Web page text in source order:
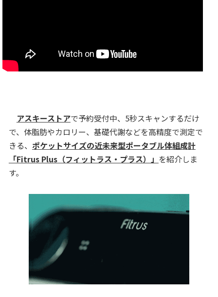
アスキーストアで予約受付中、5秒スキャンするだけ
で、体脂肪やカロリー、基礎代謝などを高精度で測定で
きる、 ポケットサイズの近未来型ポータブル体組成計
「Fitrus Plus（フィットラス・プラス）」 を紹介しま
す。